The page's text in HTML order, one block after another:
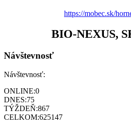
https://mobec.sk/
BIO-NEXUS,
Návštevnosť
Návštevnosť:
ONLINE:0
DNES:75
TÝŽDEŇ:867
CELKOM:625147